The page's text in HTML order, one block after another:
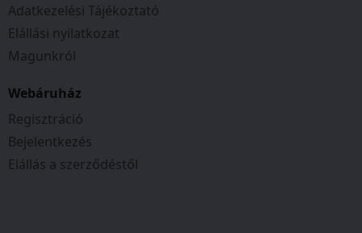
Akkumulátor kapacitása:4 Ah
Wattóra:216 Wh
Töltési idő:100% < 120 perc
Súly:1,95 kg
Csomagolás méret:19.5x14.5x9cm
Típusok: Greenworks: G60B4,
Adatkezelési Tájékoztató
Elállási nyilatkozat
Magunkról
Webáruház
Regisztráció
Bejelentkezés
Elállás a szerződéstől